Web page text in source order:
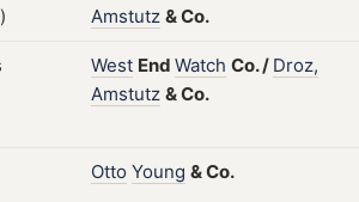
Amstutz &Co.
West End Watch Co./ Droz,
Amstutz &Co.
Otto Young &Co.